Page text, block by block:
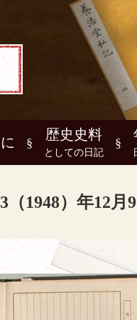
歴史史料
としての日記
（1948）年12月